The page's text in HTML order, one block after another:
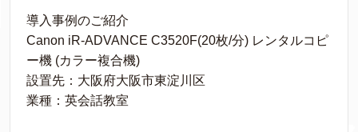
導入事例のご紹介
Canon iR-ADVANCE C3520F(20枚/分) レンタルコピ
ー機 (カラー複合機)
設置先：大阪府大阪市東淀川区
業種：英会話教室